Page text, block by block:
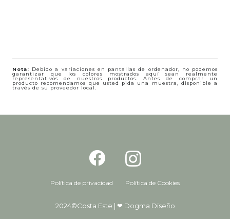
Nota: Debido a variaciones en pantallas de ordenador, no podemos
garantizar que los colores mostrados aquí sean realmente
representativos de nuestros productos. Antes de comprar un
producto recomendamos que usted pida una muestra, disponible a
través de su proveedor local.
Política de privacidad Política de Cookies
2024©Costa Este | ❤ Dogma Diseño